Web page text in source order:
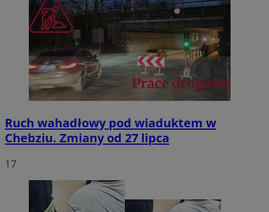
Ruch wahadłowy pod wiaduktem w
Chebziu. Zmiany od 27 lipca
17